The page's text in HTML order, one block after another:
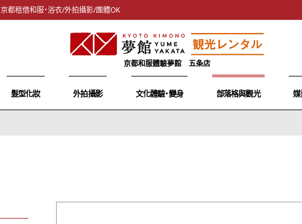
京都租借和服・浴衣/外拍攝影/團體OK
京都和服體驗夢館 五条店
髮型化妝 外拍攝影 文化體驗・變身 部落格與觀光